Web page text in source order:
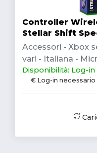
Controller
Stellar Shift
Accessori - Xbox
vari - Italiana -
Disponibilità: Log-in
€ Log-in necessario